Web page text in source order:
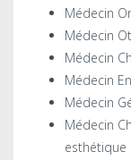
Médecin
Médecin
Médecin
Médecin
Médecin
Médecin
esthétique